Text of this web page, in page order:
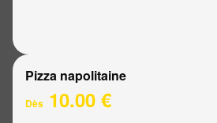
Pizza napolitaine
Dès 10.00 €